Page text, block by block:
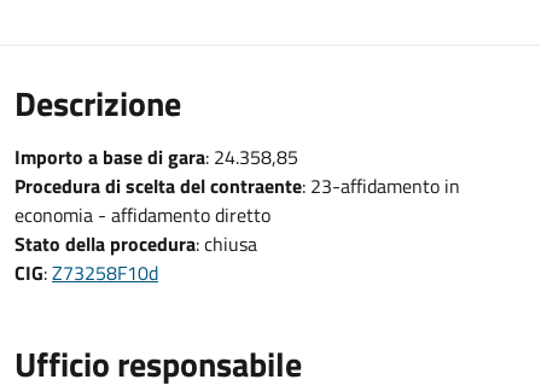
Descrizione
Importo a base di gara: 24.358,85
Procedura di scelta del contraente: 23-affidamento in
economia - affidamento diretto
Stato della procedura: chiusa
CIG:Z73258F10d
Ufficio responsabile